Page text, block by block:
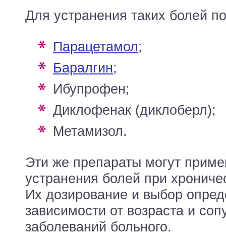
Для устранения таких болей
парацетамол;
баралгин;
ибупрофен;
диклофенак (диклоберл);
метамизол.
Эти же препараты могут
устранения болей при
Их дозирование и выбор
зависимости от возраста и
заболеваний больного.